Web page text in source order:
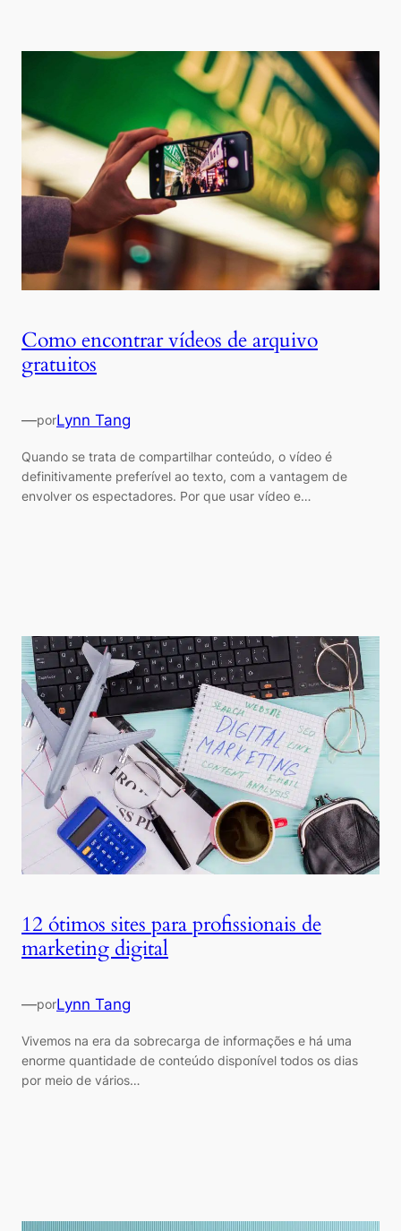
Como encontrar vídeos de arquivo
gratuitos
—porLynn Tang
Quando se trata de compartilhar conteúdo, o vídeo é
definitivamente preferível ao texto, com a vantagem de
envolver os espectadores. Por que usar vídeo e…
12 ótimos sites para profissionais de
marketing digital
—porLynn Tang
Vivemos na era da sobrecarga de informações e há uma
enorme quantidade de conteúdo disponível todos os dias
por meio de vários…